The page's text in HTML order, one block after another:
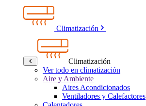
Climatización
Climatización
Ver todo en climatización
Aire y Ambiente
Aires Acondicionados
Ventiladores y Calefactores